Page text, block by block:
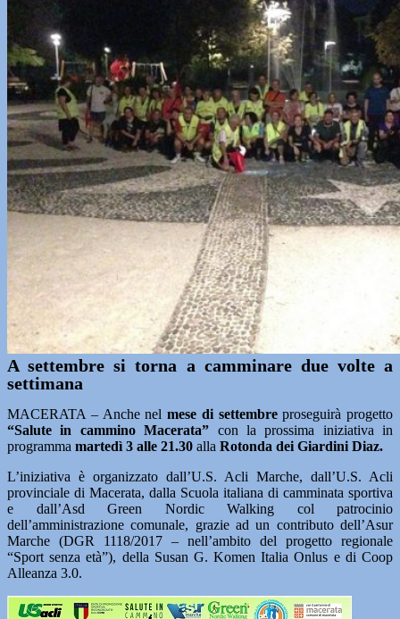
A settembre si torna a camminare due volte a
settimana
MACERATA – Anche nel mese di settembreproseguirà progetto
“Salute in cammino Macerata” con la prossima iniziativa in
programma martedì 3 alle 21.30 alla Rotonda dei Giardini Diaz.
L’iniziativa è organizzato dall’U.S. Acli Marche, dall’U.S. Acli
provinciale di Macerata, dalla Scuola italiana di camminata sportiva
e dall’Asd Green Nordic Walking col patrocinio
dell’amministrazione comunale, grazie ad un contributo dell’Asur
Marche (DGR 1118/2017 – nell’ambito del progetto regionale
“Sport senza età”), della Susan G. Komen Italia Onlus e di Coop
Alleanza 3.0.